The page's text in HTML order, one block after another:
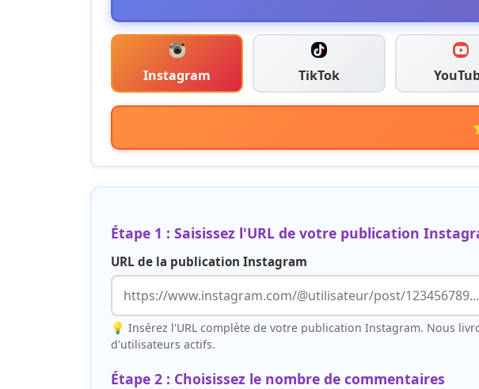
Instagram TikTok
Étape 1 : Saisissez l'URL de votre publication
URL de la publication Instagram
💡 Insérez l'URL complète de votre publication Instagram. Nous
d'utilisateurs actifs.
Étape 2 : Choisissez le nombre de commentaires